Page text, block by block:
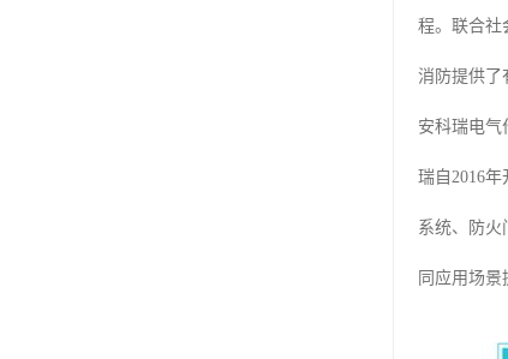
程。联合社
消防提供了
安科瑞电气
瑞自2016
系统、防火
同应用场